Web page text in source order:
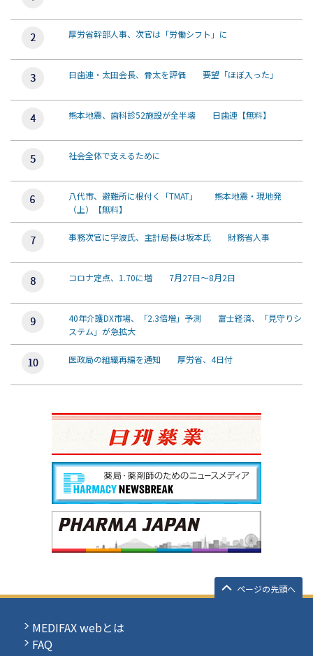
厚労省幹部人事、次官は「労働シフト」に
日歯連・太田会長、骨太を評価 要望「ほぼ入った」
熊本地震、歯科診52施設が全半壊 日歯連【無料】
社会全体で支えるために
八代市、避難所に根付く「TMAT」 熊本地震・現地発
（上）【無料】
事務次官に宇波氏、主計局長は坂本氏 財務省人事
コロナ定点、1.70に増 7月27日～8月2日
40年介護DX市場、「2.3倍増」予測 富士経済、「見守りシ
ステム」が急拡大
医政局の組織再編を通知 厚労省、4日付
ページの先頭へ
MEDIFAX webとは
FAQ